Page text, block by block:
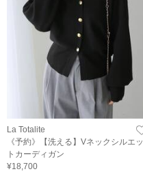
La Totalite
《予約》【洗える】Vネックシルエッ
トカーディガン
¥18,700